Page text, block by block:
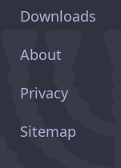
Downloads
About
Privacy
Sitemap